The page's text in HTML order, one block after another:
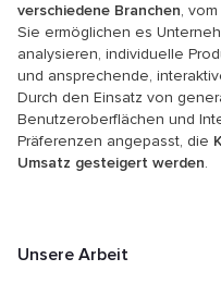
verschiedene Branchen,
Sie ermöglichen es
analysieren, individuelle
und ansprechende,
Durch den Einsatz von
Benutzeroberflächen und
Präferenzen angepasst, die
Umsatz gesteigert werden.
Unsere Arbeit